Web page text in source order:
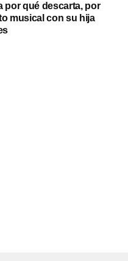
por qué descarta, por
musical con su hija